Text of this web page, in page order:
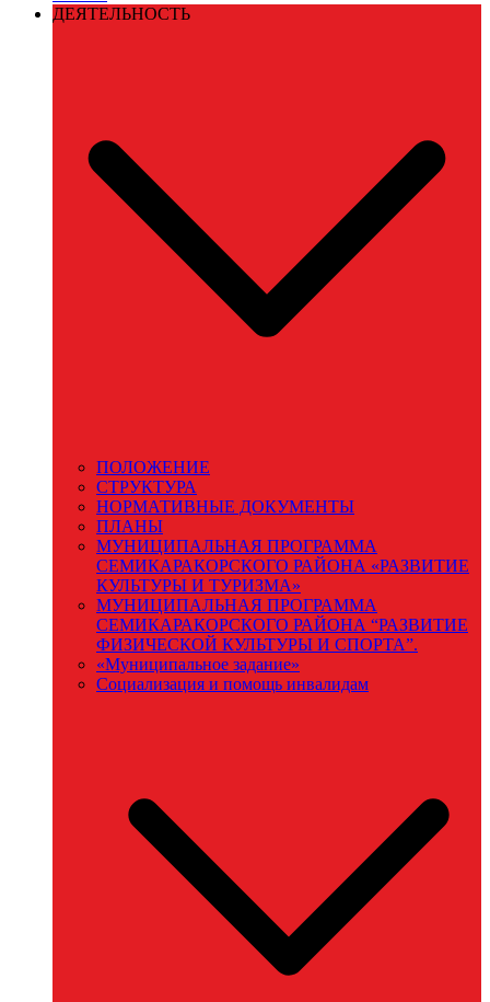
ДЕЯТЕЛЬНОСТЬ
ПОЛОЖЕНИЕ
СТРУКТУРА
НОРМАТИВНЫЕ ДОКУМЕНТЫ
ПЛАНЫ
МУНИЦИПАЛЬНАЯ ПРОГРАММА
СЕМИКАРАКОРСКОГО РАЙОНА «РАЗВИТИЕ
КУЛЬТУРЫ И ТУРИЗМА»
МУНИЦИПАЛЬНАЯ ПРОГРАММА
СЕМИКАРАКОРСКОГО РАЙОНА “РАЗВИТИЕ
ФИЗИЧЕСКОЙ КУЛЬТУРЫ И СПОРТА”.
«Муниципальное задание»
Социализация и помощь инвалидам